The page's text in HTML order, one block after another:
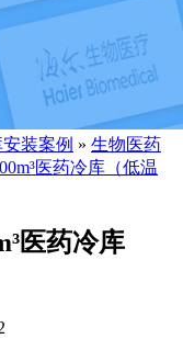
装案例 » 生物医药
医药冷库（低温
医药冷库